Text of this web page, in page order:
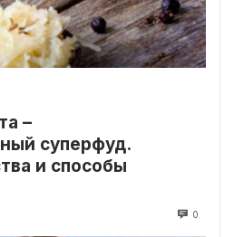
–
суперфуд.
и способы
0